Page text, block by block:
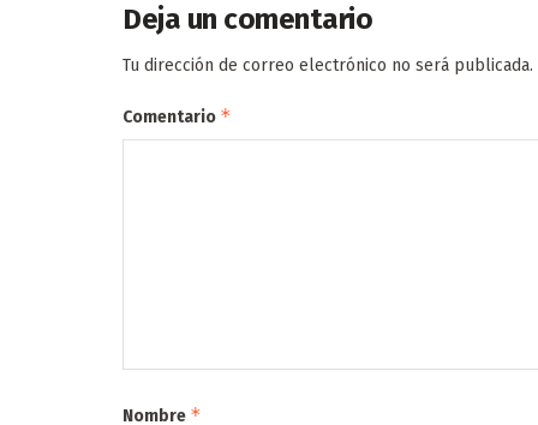
Deja un comentario
Tu dirección de correo electrónico no será publicada.
Comentario *
Nombre *